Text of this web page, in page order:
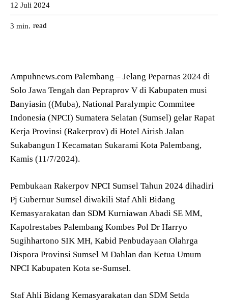
12 Juli 2024
3 min. read
Ampuhnews.com Palembang – Jelang Peparnas 2024 di
Solo Jawa Tengah dan Pepraprov V di Kabupaten musi
Banyiasin ((Muba), National Paralympic Commitee
Indonesia (NPCI) Sumatera Selatan (Sumsel) gelar Rapat
Kerja Provinsi (Rakerprov) di Hotel Airish Jalan
Sukabangun I Kecamatan Sukarami Kota Palembang,
Kamis (11/7/2024).
Pembukaan Rakerpov NPCI Sumsel Tahun 2024 dihadiri
Pj Gubernur Sumsel diwakili Staf Ahli Bidang
Kemasyarakatan dan SDM Kurniawan Abadi SE MM,
Kapolrestabes Palembang Kombes Pol Dr Harryo
Sugihhartono SIK MH, Kabid Penbudayaan Olahrga
Dispora Provinsi Sumsel M Dahlan dan Ketua Umum
NPCI Kabupaten Kota se-Sumsel.
Staf Ahli Bidang Kemasyarakatan dan SDM Setda